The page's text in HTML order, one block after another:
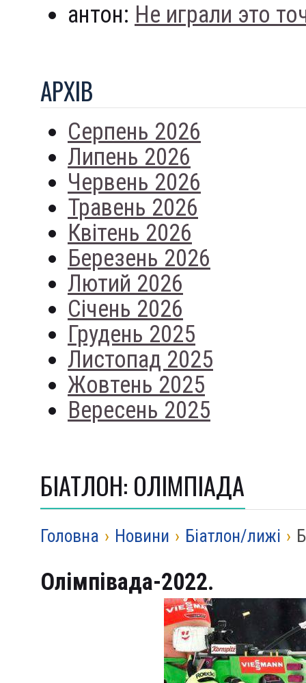
антон: Не играли это
АРХIВ
Серпень 2026
Липень 2026
Червень 2026
Травень 2026
Квітень 2026
Березень 2026
Лютий 2026
Січень 2026
Грудень 2025
Листопад 2025
Жовтень 2025
Вересень 2025
БІАТЛОН: ОЛІМПІАДА
Головна › Новини › Біатлон/лижі ›
Олімпівада-2022.